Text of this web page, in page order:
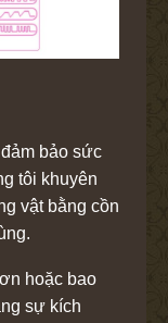
bảo sức
tôi khuyên
vật bằng cồn
hoặc bao
sự kích